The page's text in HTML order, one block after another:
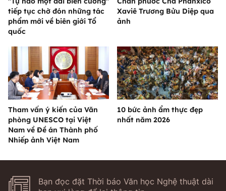
tiếp tục chờ đón những tác
phẩm mới về biên giới Tổ
quốc
Xaviê Trương Bửu Diệp qua
ảnh
Tham vấn ý kiến của Văn
phòng UNESCO tại Việt
Nam về Đề án Thành phố
Nhiếp ảnh Việt Nam
10 bức ảnh ẩm thực đẹp
nhất năm 2026
Bạn đọc đặt Thời báo Văn học Nghệ thuật dài